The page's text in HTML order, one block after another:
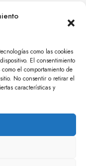
como las cookies
El consentimiento
el comportamiento de
No consentir o retirar el
características y